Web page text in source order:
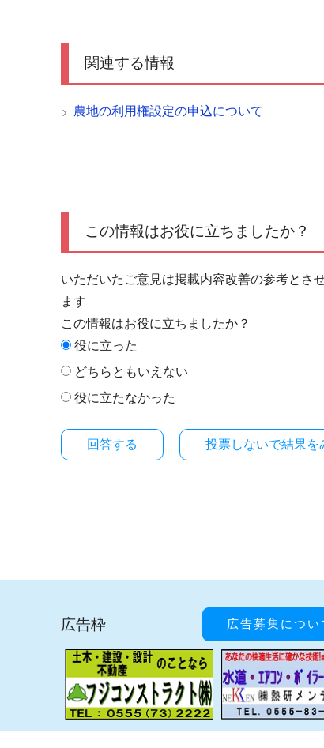
関連する情報
農地の利用権設定の申込について
この情報はお役に立ちましたか？
いただいたご意見は掲載内容改善の参考とさ
ます
この情報はお役に立ちましたか？
役に立った
どちらともいえない
役に立たなかった
投票しないで結果を
広告枠 広告募集につい